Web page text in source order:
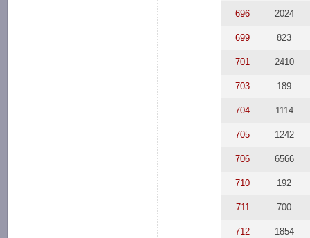
696 2024
699 823
701 2410
703 189
704 1114
705 1242
706 6566
710 192
711 700
712 1854